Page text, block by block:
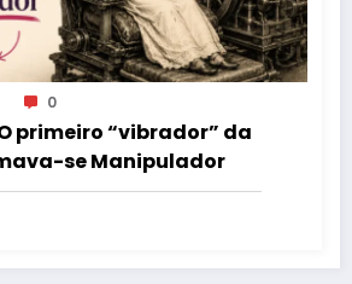
0
primeiro “vibrador” da
se Manipulador